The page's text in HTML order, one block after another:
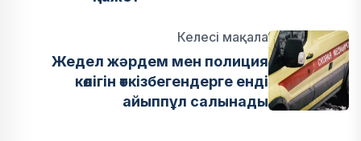
Келесі мақала
Жедел жәрдем мен полиция
көлігін өткізбегендерге енді
айыппұл салынады